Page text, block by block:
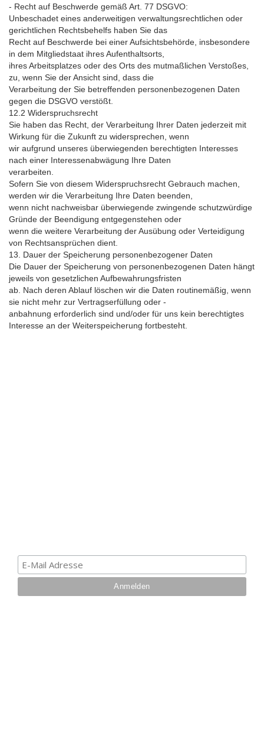
- Recht auf Beschwerde gemäß Art. 77 DSGVO:
Unbeschadet eines anderweitigen verwaltungsrechtlichen oder
gerichtlichen Rechtsbehelfs haben Sie das
Recht auf Beschwerde bei einer Aufsichtsbehörde, insbesondere
in dem Mitgliedstaat ihres Aufenthaltsorts,
ihres Arbeitsplatzes oder des Orts des mutmaßlichen Verstoßes,
zu, wenn Sie der Ansicht sind, dass die
Verarbeitung der Sie betreffenden personenbezogenen Daten
gegen die DSGVO verstößt.
12.2 Widerspruchsrecht
Sie haben das Recht, der Verarbeitung Ihrer Daten jederzeit mit
Wirkung für die Zukunft zu widersprechen, wenn
wir aufgrund unseres überwiegenden berechtigten Interesses
nach einer Interessenabwägung Ihre Daten
verarbeiten.
Sofern Sie von diesem Widerspruchsrecht Gebrauch machen,
werden wir die Verarbeitung Ihre Daten beenden,
wenn nicht nachweisbar überwiegende zwingende schutzwürdige
Gründe der Beendigung entgegenstehen oder
wenn die weitere Verarbeitung der Ausübung oder Verteidigung
von Rechtsansprüchen dient.
13. Dauer der Speicherung personenbezogener Daten
Die Dauer der Speicherung von personenbezogenen Daten hängt
jeweils von gesetzlichen Aufbewahrungsfristen
ab. Nach deren Ablauf löschen wir die Daten routinemäßig, wenn
sie nicht mehr zur Vertragserfüllung oder -
anbahnung erforderlich sind und/oder für uns kein berechtigtes
Interesse an der Weiterspeicherung fortbesteht.